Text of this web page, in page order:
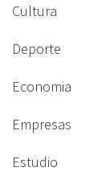
Cultura
Deporte
Economia
Empresas
Estudio